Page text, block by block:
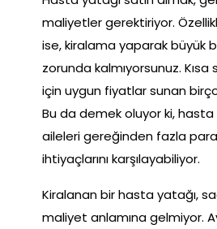
maliyetler gerektiriyor.
ise, kiralama yaparak büyük
zorunda kalmıyorsunuz.
için uygun fiyatlar sunan
Bu da demek oluyor ki, hasta
aileleri gereğinden fazla
ihtiyaçlarını karşılayabiliyor.
Kiralanan bir hasta yatağı,
maliyet anlamına gelmiyor.